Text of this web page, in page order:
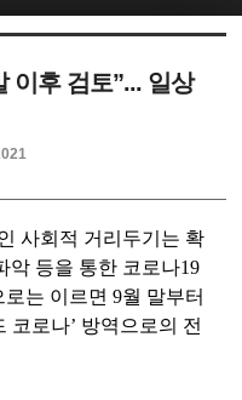
이후 검토”... 일상
사회적 거리두기는 확
악 등을 통한 코로나19
로는 이르면9월 말부터
코로나’ 방역으로의 전
북5
북5